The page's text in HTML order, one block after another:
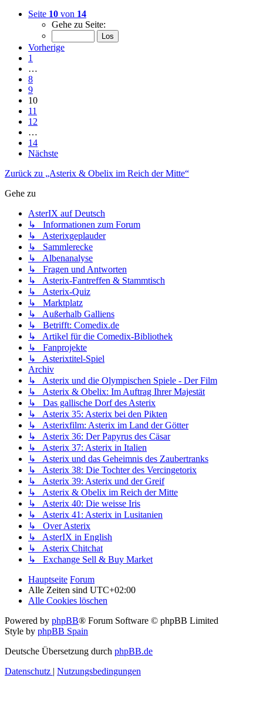
Seite 10 von 14
Gehe zu Seite:
Vorherige
1
…
8
9
10
11
12
…
14
Nächste
Zurück zu „Asterix & Obelix im Reich der Mitte“
Gehe zu
AsterIX auf Deutsch
↳ Informationen zum Forum
↳ Asterixgeplauder
↳ Sammlerecke
↳ Albenanalyse
↳ Fragen und Antworten
↳ Asterix-Fantreffen & Stammtisch
↳ Asterix-Quiz
↳ Marktplatz
↳ Außerhalb Galliens
↳ Betrifft: Comedix.de
↳ Artikel für die Comedix-Bibliothek
↳ Fanprojekte
↳ Asterixtitel-Spiel
Archiv
↳ Asterix und die Olympischen Spiele - Der Film
↳ Asterix & Obelix: Im Auftrag Ihrer Majestät
↳ Das gallische Dorf des Asterix
↳ Asterix 35: Asterix bei den Pikten
↳ Asterixfilm: Asterix im Land der Götter
↳ Asterix 36: Der Papyrus des Cäsar
↳ Asterix 37: Asterix in Italien
↳ Asterix und das Geheimnis des Zaubertranks
↳ Asterix 38: Die Tochter des Vercingetorix
↳ Asterix 39: Asterix und der Greif
↳ Asterix & Obelix im Reich der Mitte
↳ Asterix 40: Die weisse Iris
↳ Asterix 41: Asterix in Lusitanien
↳ Over Asterix
↳ AsterIX in English
↳ Asterix Chitchat
↳ Exchange Sell & Buy Market
Hauptseite Forum
Alle Zeiten sind UTC+02:00
Alle Cookies löschen
Powered by phpBB® Forum Software © phpBB Limited
Style by phpBB Spain
Deutsche Übersetzung durch phpBB.de
Datenschutz | Nutzungsbedingungen